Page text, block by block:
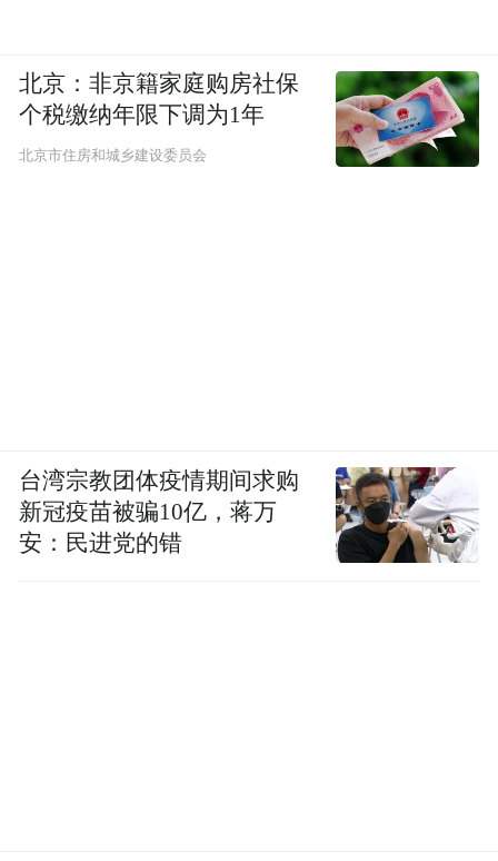
北京：非京籍家庭购房社保
个税缴纳年限下调为1年
北京市住房和城乡建设委员会
台湾宗教团体疫情期间求购
新冠疫苗被骗10亿，蒋万
安：民进党的错